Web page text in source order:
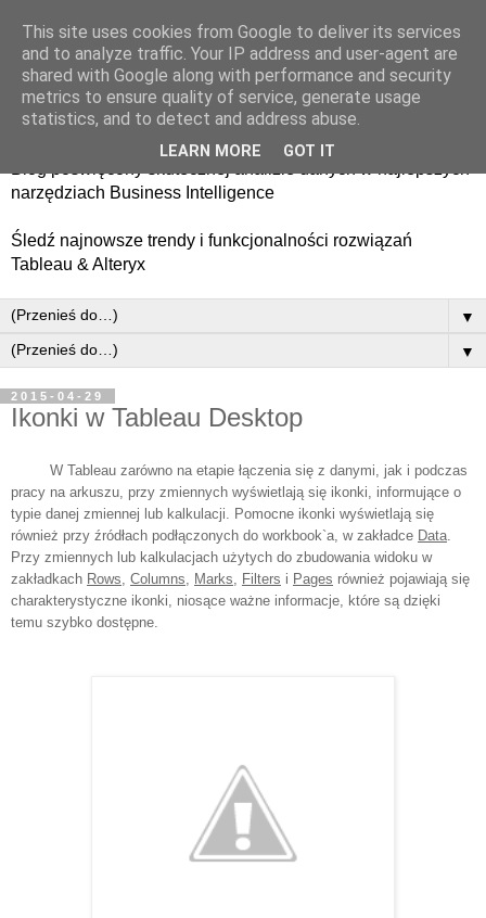
narzędziach Business Intelligence
​Śledź najnowsze trendy i funkcjonalności rozwiązań
Tableau & Alteryx
▼
▼
2015-04-29
Ikonki w Tableau Desktop
W Tableau zarówno na etapie łączenia się z danymi, jak i podczas
pracy na arkuszu, przy zmiennych wyświetlają się ikonki, informujące o
typie danej zmiennej lub kalkulacji. Pomocne ikonki wyświetlają się
również przy źródłach podłączonych do workbook`a, w zakładce Data
Przy zmiennych lub kalkulacjach użytych do zbudowania widoku w
zakładkach Rows Columns Marks Filters i Pages również pojawiają się
charakterystyczne ikonki, niosące ważne informacje, które są dzięki
temu szybko dostępne.
This site uses cookies from Google to deliver its services
and to analyze traffic. Your IP address and user-agent are
shared with Google along with performance and security
metrics to ensure quality of service, generate usage
statistics, and to detect and address abuse.
LEARN MORE GOT IT